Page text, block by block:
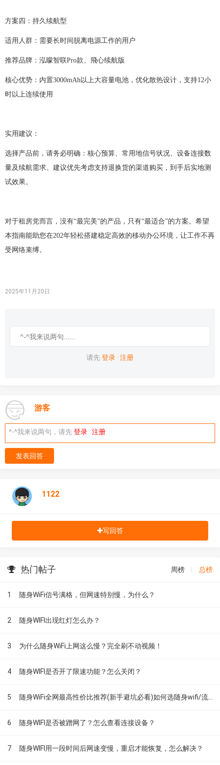
方案四：持久续航型
适用人群：需要长时间脱离电源工作的用户
推荐品牌：泓曚智联Pro款、飛心续航版
核心优势：内置3000mAh以上大容量电池，优化散热设计，支持12小
时以上连续使用
实用建议：
选择产品前，请务必明确：核心预算、常用地信号状况、设备连接数
量及续航需求。建议优先考虑支持退换货的渠道购买，到手后实地测
试效果。
对于租房党而言，没有“最完美”的产品，只有“最适合”的方案。希望
本指南能助您在202年轻松搭建稳定高效的移动办公环境，让工作不再
受网络束缚。
2025年11月20日
请先登录 · 注册
游客
^-^我来说两句，请先登录 · 注册
发表回答
1122
写回答
热门帖子 周榜 总榜
1 随身WiFi信号满格，但网速特别慢，为什么？
2 随身WIFI出现红灯怎么办？
3 为什么随身WiFi上网这么慢？完全刷不动视频！
4 随身WIFI是否开了限速功能？怎么关闭？
5
6 随身WIFI是否被蹭网了？怎么查看连接设备？
7 随身WIFI用一段时间后网速变慢，重启才能恢复，怎么解决？